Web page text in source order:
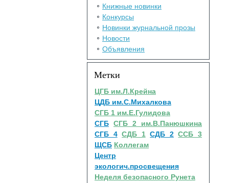
Книжные новинки
Конкурсы
Новинки журнальной прозы
Новости
Объявления
Метки
ЦГБ им.Л.Крейна
ЦДБ им.С.Михалкова
СГБ 1 им.Е.Гулидова
СГБ СГБ 2 им.В.Панюшкина
СГБ 4 СДБ 1 СДБ 2 ССБ 3
ЩСБ Коллегам
Центр
экологич.просвещения
Неделя безопасного Рунета